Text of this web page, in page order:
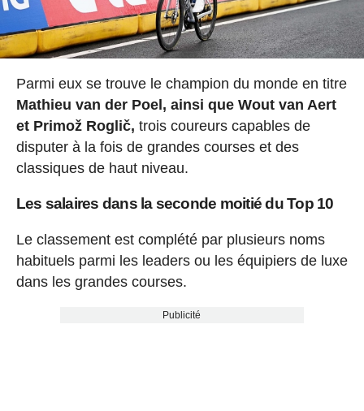
Parmi eux se trouve le champion du monde en titre
Mathieu van der Poel, ainsi que Wout van Aert
et Primož Roglič, trois coureurs capables de
disputer à la fois de grandes courses et des
classiques de haut niveau.
Les salaires dans la seconde moitié du Top 10
Le classement est complété par plusieurs noms
habituels parmi les leaders ou les équipiers de luxe
dans les grandes courses.
Publicité